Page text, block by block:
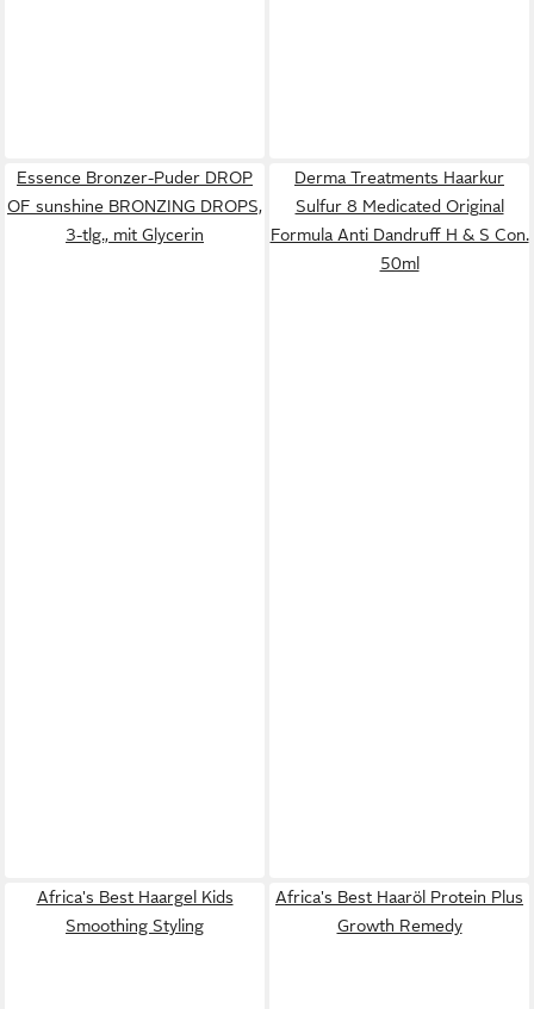
Essence Bronzer-Puder DROP
OF sunshine BRONZING DROPS,
3-tlg., mit Glycerin
Derma Treatments Haarkur
Sulfur 8 Medicated Original
Formula Anti Dandruff H & S Con.
50ml
Africa's Best Haargel Kids
Smoothing Styling
Africa's Best Haaröl Protein Plus
Growth Remedy